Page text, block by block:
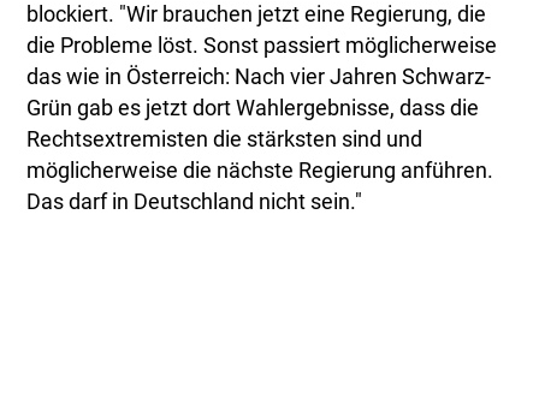
blockiert. "Wir brauchen jetzt eine Regierung, die
die Probleme löst. Sonst passiert möglicherweise
das wie in Österreich: Nach vier Jahren Schwarz-
Grün gab es jetzt dort Wahlergebnisse, dass die
Rechtsextremisten die stärksten sind und
möglicherweise die nächste Regierung anführen.
Das darf in Deutschland nicht sein."